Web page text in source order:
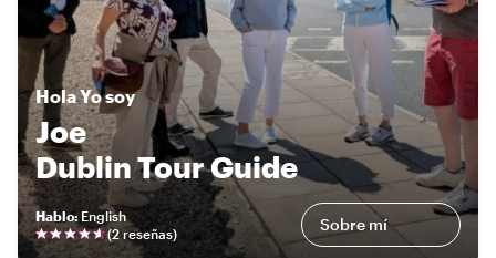
HolaYo soy
Joe
Dublin Tour Guide
Hablo: English
(2 reseñas) Sobre mí